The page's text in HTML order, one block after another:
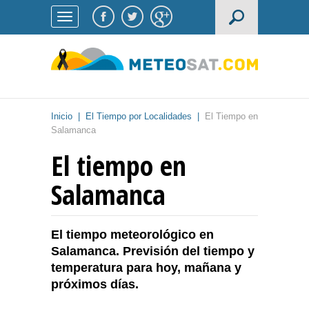
Inicio El Tiempo por Localidades
El Tiempo en
Salamanca
El tiempo en
Salamanca
El tiempo meteorológico en
Salamanca. Previsión del tiempo y
temperatura para hoy, mañana y
próximos días.